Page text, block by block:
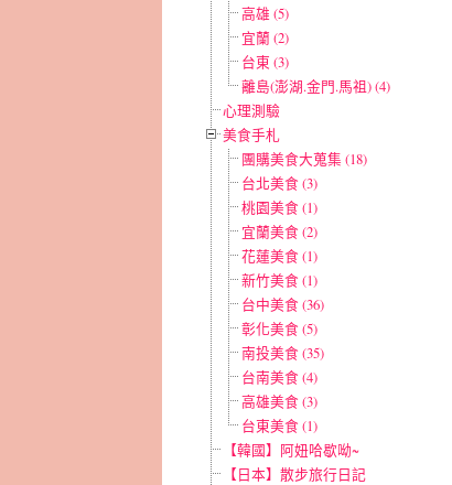
高雄 (5)
宜蘭 (2)
台東 (3)
離島(澎湖.金門.馬祖) (4)
心理測驗
美食手札
團購美食大蒐集 (18)
台北美食 (3)
桃園美食 (1)
宜蘭美食 (2)
花蓮美食 (1)
新竹美食 (1)
台中美食 (36)
彰化美食 (5)
南投美食 (35)
台南美食 (4)
高雄美食 (3)
台東美食 (1)
【韓國】阿妞哈歇呦~
【日本】散步旅行日記